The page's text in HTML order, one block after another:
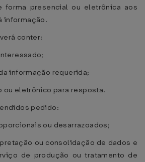
forma presencial ou eletrônica aos
informação.
conter:
informação requerida;
eletrônico para resposta.
pedido:
ou desarrazoados;
ou consolidação de dados e
de produção ou tratamento de